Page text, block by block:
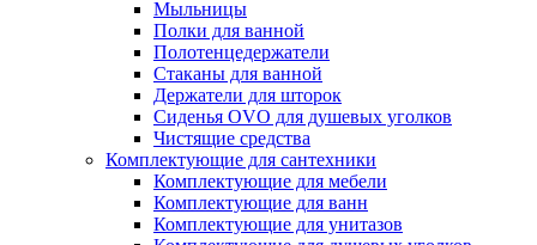
Мыльницы
Полки для ванной
Полотенцедержатели
Стаканы для ванной
Держатели для шторок
Сиденья OVO для душевых уголков
Чистящие средства
Комплектующие для сантехники
Комплектующие для мебели
Комплектующие для ванн
Комплектующие для унитазов